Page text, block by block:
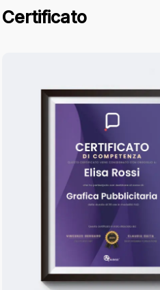
Certificato